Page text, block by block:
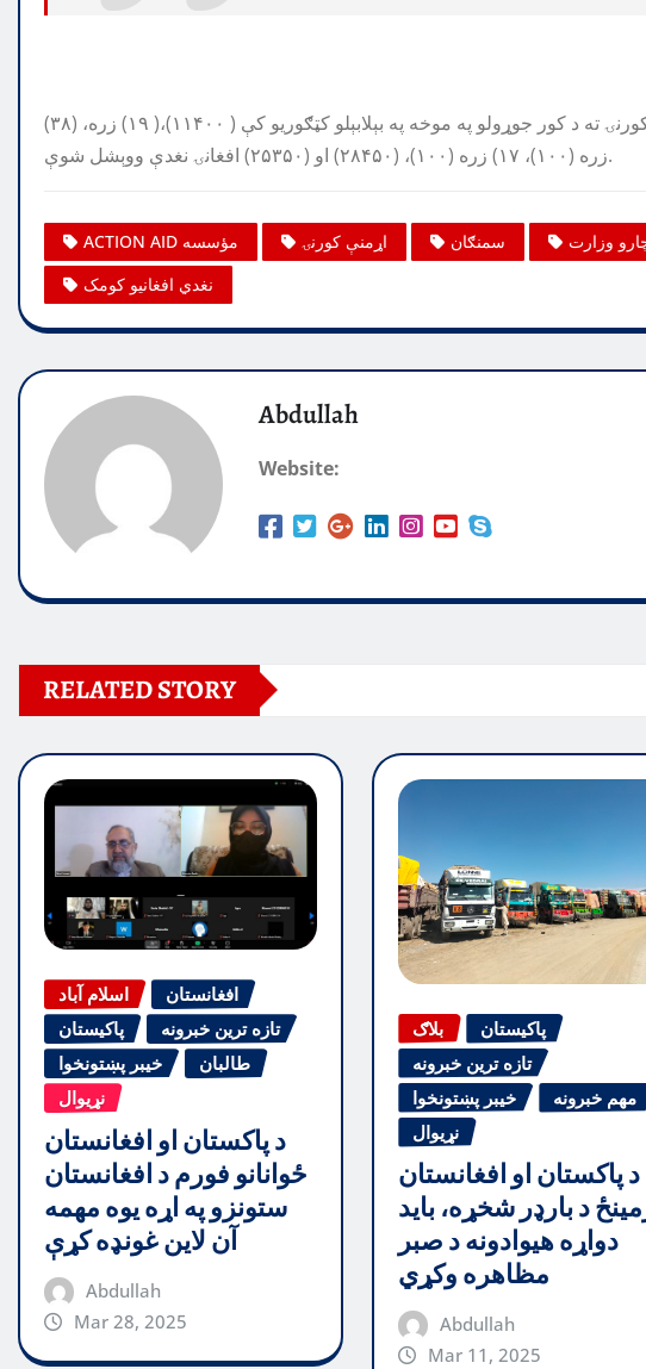
همدا راز د په دویمه ورځ ۷۲۶ کورنیو کې هرې کورنۍ ته د کور جوړولو په موخه په بېلابېلو کټګوريو کې ( ۱۱۴۰۰)،( ۱۹) زره، (۳۸)
زره (۱۰۰)، ۱۷) زره (۱۰۰)، (۲۸۴۵۰) او (۲۵۳۵۰) افغانۍ نغدې ووېشل شوې.
ACTION AID مؤسسه اړمنې کورنۍ سمنګان
وزارت
نغدي افغانیو کومک
Abdullah
Website:
RELATED STORY
اسلام آباد
افغانستان
پاکیستان
تازه ترین خبرونه
خیبر پښتونخوا
طالبان
نړیوال
د پاکستان او افغانستان
ځوانانو فورم د افغانستان
ستونزو په اړه یوه مهمه
آن لاین غونډه کړې
Abdullah
Mar 28, 2025
بلاګ
پاکیستان
تازه ترین خبرونه
خیبر پښتونخوا
مهم خبرونه
نړیوال
د پاکستان او افغانستان
د بارډر شخړه، باید
دواړه هیوادونه د صبر
مظاهره وکړي
Abdullah
Mar 11, 2025